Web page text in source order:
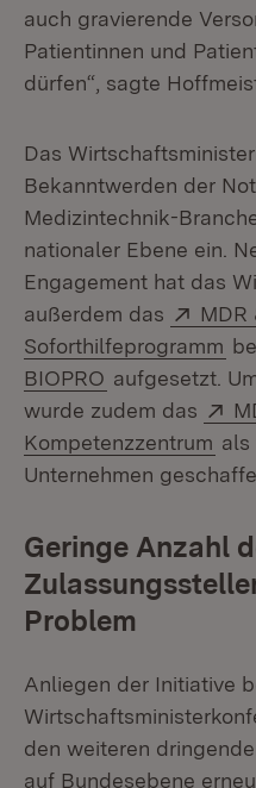
auch gravierende
Patientinnen und
dürfen“, sagte
Das
Bekanntwerden der
Medizintechnik-
nationaler Ebene ein.
Engagement hat das
außerdem das
MDR
Soforthilfeprogramm
BIOPRO (Öffnet in
aufgesetzt.
wurde zudem das
Kompetenzzentrum als
Unternehmen
Geringe Anzahl
Problem
Anliegen der Initiative
den weiteren
auf Bundesebene